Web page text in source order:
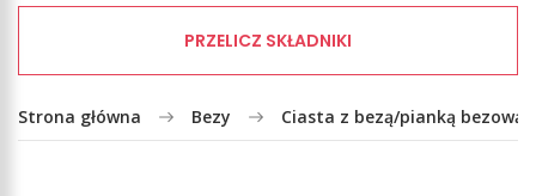
PRZELICZ SKŁADNIKI
Strona główna Bezy Ciasta z bezą/pianką bezową